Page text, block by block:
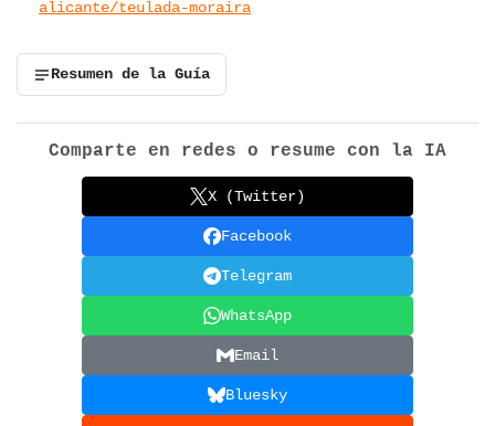
alicante/teulada-moraira
Resumen de la Guía
Comparte en redes o resume con la IA
X (Twitter)
Facebook
Telegram
WhatsApp
Email
Bluesky